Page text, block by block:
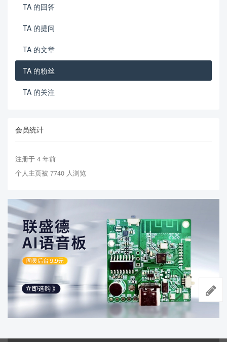
TA 的回答
TA 的提问
TA 的文章
TA 的粉丝
TA 的关注
会员统计
注册于 4 年前
个人主页被 7740 人浏览